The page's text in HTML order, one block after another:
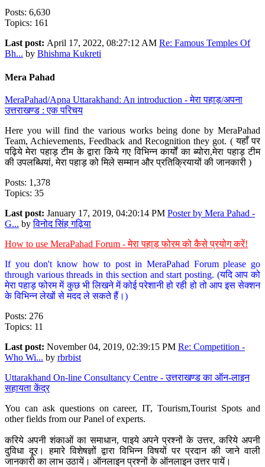
Posts: 6,630
Topics: 161
Last post: April 17, 2022, 08:27:12 AM Re: Famous Temples Of
Bh... by Bhishma Kukreti
Mera Pahad
MeraPahad/Apna Uttarakhand: An introduction - मेरा पहाड़/अपना
उत्तराखण्ड : एक परिचय
Here you will find the various works being done by MeraPahad
Team, Achievements, Feedback and Recognition they got. ( यहाँ पर
पढ़िये मेरा पहाड़ टीम के द्वारा किये गए विभिन्न कार्यों का ब्योरा,मेरा पहाड़ टीम
की उपलब्धियां, मेरा पहाड़ को मिले सम्मान और प्रतिक्रियायों की जानकारी )
Posts: 1,378
Topics: 35
Last post: January 17, 2019, 04:20:14 PM Poster by Mera Pahad -
G... byविनोद सिंह गढ़िया
How to use MeraPahad Forum - मेरा पहाड़ फोरम को कैसे प्रयोग करें!
If you don't know how to post in MeraPahad Forum please go
through various threads in this section and start posting. (यदि आप को
मेरा पहाड़ फोरम में कुछ भी लिखने में कोई परेशानी हो रही हो तो आप इस सेक्शन
के विभिन्न लेखों से मदद ले सकते हैं।)
Posts: 276
Topics: 11
Last post: November 04, 2019, 02:39:15 PM Re: Competition -
Who Wi... by rbrbist
Uttarakhand On-line Consultancy Centre - उत्तराखण्ड का ऑन-लाइन
सहायता केंद्र
You can ask questions on career, IT, Tourism,Tourist Spots and
other fields from our Panel of experts.
करिये अपनी शंकाओं का समाधान, पाइये अपने प्रश्नों के उत्तर, करिये अपनी
दुविधा दूर। हमारे विशेषज्ञों द्वारा विभिन्न विषयों पर प्रदान की जाने वाली
जानकारी का लाभ उठायें। ऑनलाइन प्रश्नों के ऑनलाइन उत्तर पायें।